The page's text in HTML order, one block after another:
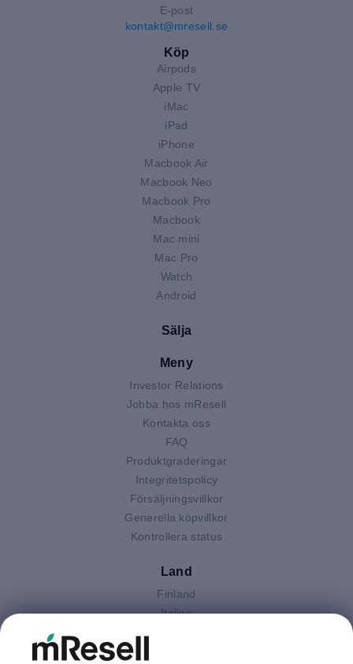
E-post
kontakt@mresell.se
Köp
Airpods
Apple TV
iMac
iPad
iPhone
Macbook Air
Macbook Neo
Macbook Pro
Macbook
Mac mini
Mac Pro
Watch
Android
Sälja
Meny
Investor Relations
Jobba hos mResell
Kontakta oss
FAQ
Produktgraderingar
Integritetspolicy
Försäljningsvillkor
Generella köpvillkor
Kontrollera status
Land
Finland
Italien